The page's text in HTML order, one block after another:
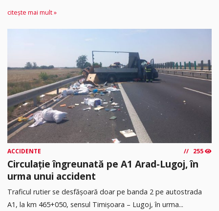
citește mai mult »
ACCIDENTE 255
Circulație îngreunată pe A1 Arad-Lugoj, în
urma unui accident
Traficul rutier se desfășoară doar pe banda 2 pe autostrada
A1, la km 465+050, sensul Timişoara – Lugoj, în urma...